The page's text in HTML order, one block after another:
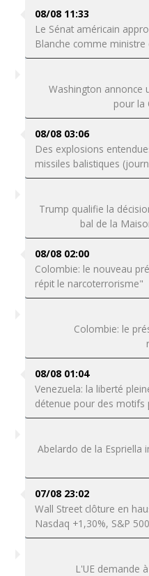
08/08 11:33
Le Sénat américain
Blanche comme ministre
Washington annonce
pour la
08/08 03:06
Des explosions
missiles balistiques
Trump qualifie la
bal de la
08/08 02:00
Colombie: le nouveau
répit le narcoterrorisme"
Colombie: le
08/08 01:04
Venezuela: la liberté
détenue pour des motifs
Abelardo de la Espriella
07/08 23:02
Wall Street clôture en
Nasdaq +1,30%, S&P
L'UE demande